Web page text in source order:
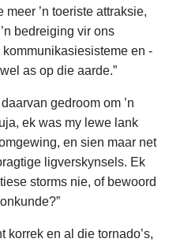
’n toeriste attraksie,
bedreiging vir ons
en -
as op die aarde.”
gedroom om ’n
ek was my lewe lank
en sien maar net
ligverskynsels. Ek
storms nie, of bewoord
korrek en al die tornado’s,